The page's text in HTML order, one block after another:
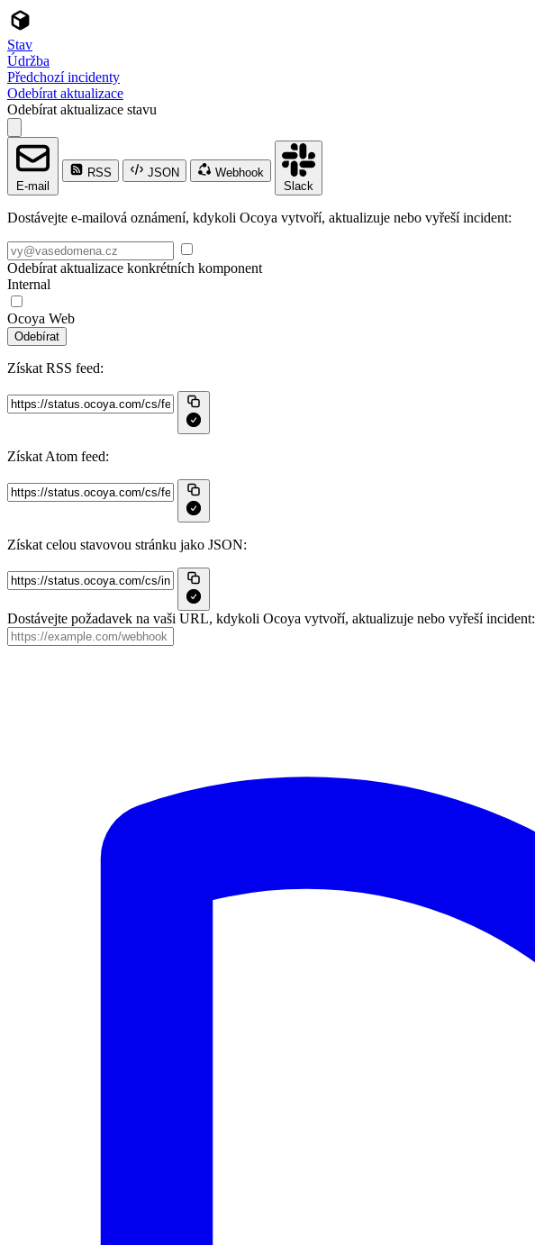
Stav
Údržba
Předchozí incidenty
Odebírat aktualizace
Odebírat aktualizace stavu
E-mail
RSS JSON
Webhook
Slack
Dostávejte e-mailová oznámení, kdykoli Ocoya vytvoří, aktualizuje nebo vyřeší incident:
Odebírat aktualizace konkrétních komponent
Internal
Ocoya Web
Odebírat
Získat RSS feed:
Získat Atom feed:
Získat celou stavovou stránku jako JSON:
Dostávejte požadavek na vaši URL, kdykoli Ocoya vytvoří, aktualizuje nebo vyřeší incident: